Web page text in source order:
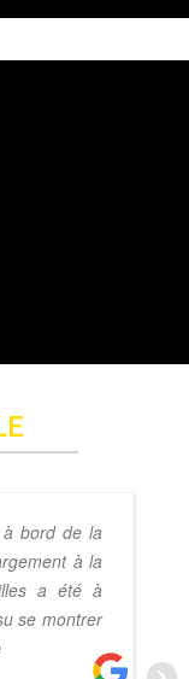
bord de la
à la
a été à
se montrer